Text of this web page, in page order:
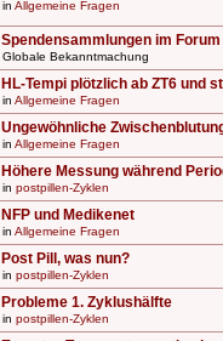
in Allgemeine Fragen
Spendensammlungen im Forum
Globale Bekanntmachung
HL-Tempi plötzlich ab ZT6 und
in Allgemeine Fragen
Ungewöhnliche
in Allgemeine Fragen
Höhere Messung während
in postpillen-Zyklen
NFP und Medikenet
in Allgemeine Fragen
Post Pill, was nun?
in postpillen-Zyklen
Probleme 1. Zyklushälfte
in postpillen-Zyklen